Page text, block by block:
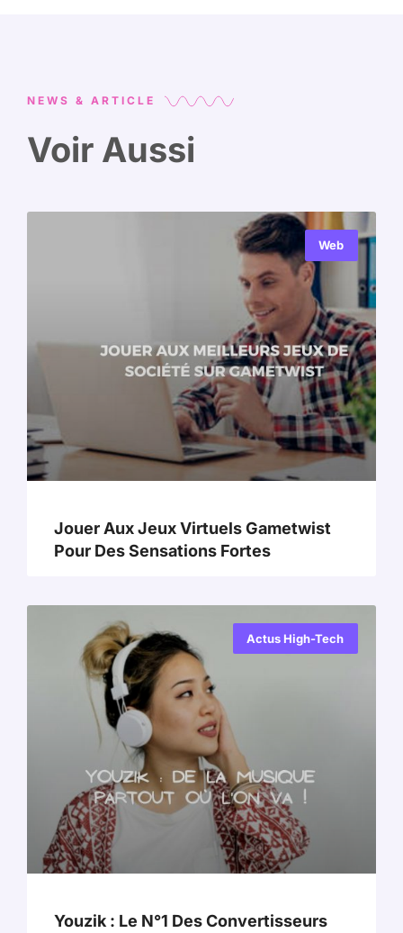
NEWS & ARTICLE
Voir Aussi
Web
Jouer Aux Jeux Virtuels Gametwist
Pour Des Sensations Fortes
Actus High-Tech
Youzik : Le N°1 Des Convertisseurs